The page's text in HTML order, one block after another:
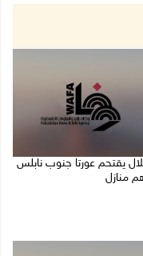
يقتحم عورتا جنوب نابلس
منازل